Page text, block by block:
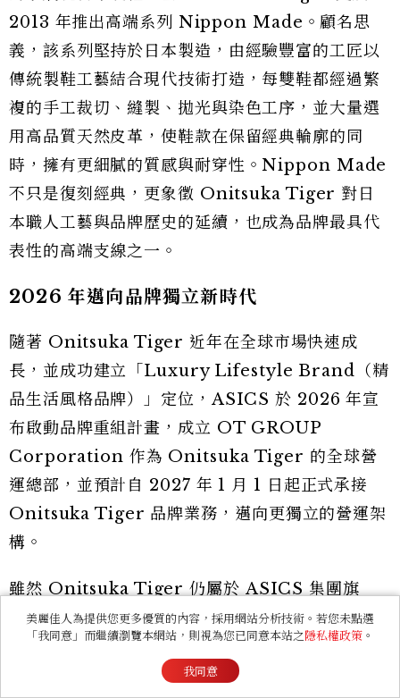
2013 年推出高端系列 Nippon Made。顧名思
義，該系列堅持於日本製造，由經驗豐富的工匠以
傳統製鞋工藝結合現代技術打造，每雙鞋都經過繁
複的手工裁切、縫製、拋光與染色工序，並大量選
用高品質天然皮革，使鞋款在保留經典輪廓的同
時，擁有更細膩的質感與耐穿性。Nippon Made
不只是復刻經典，更象徵 Onitsuka Tiger 對日
本職人工藝與品牌歷史的延續，也成為品牌最具代
表性的高端支線之一。
2026 年邁向品牌獨立新時代
隨著 Onitsuka Tiger 近年在全球市場快速成
長，並成功建立「Luxury Lifestyle Brand（精
品生活風格品牌）」定位，ASICS 於 2026 年宣
布啟動品牌重組計畫，成立 OT GROUP
Corporation 作為 Onitsuka Tiger 的全球營
運總部，並預計自 2027 年 1 月 1 日起正式承接
Onitsuka Tiger 品牌業務，邁向更獨立的營運架
構。
雖然 Onitsuka Tiger 仍屬於 ASICS 集團旗
下，並非完全脫離母公司，但未來將擁有更高的品
牌自主權，從產品開發、行銷策略到全球零售布
局，都能以品牌自身定位快速做出決策。ASICS
美麗佳人為提供您更多優質的內容，採用網站分析技術。若您未點選
「我同意」而繼續瀏覽本網站，則視為您已同意本站之隱私權政策 。
我同意